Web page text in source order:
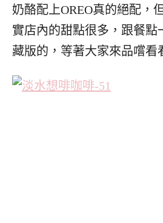
奶酪配上OREO真的絕配，
實店內的甜點很多，跟餐點
藏版的，等著大家來品嚐看